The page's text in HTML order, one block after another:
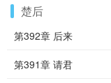
楚后
第392章 后来
第391章 请君